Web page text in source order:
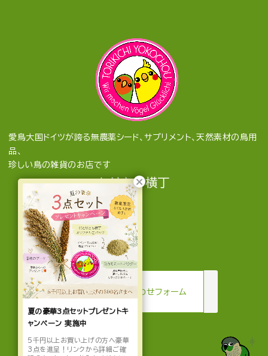
愛鳥大国ドイツが誇る無農薬シード、サプリメント、天然素材の鳥用
品、
珍しい鳥の雑貨のお店です
とりきち横丁
mail お問い合わせフォーム
夏の豪華3点セットプレゼントキ
ャンペーン 実施中
5千円以上お買い上げの方へ豪華
3点を進呈！リンクから詳細ご確